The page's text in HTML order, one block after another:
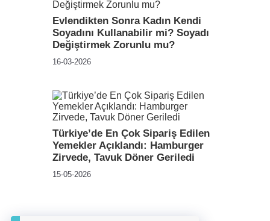
Evlendikten Sonra Kadın Kendi
Soyadını Kullanabilir mi? Soyadı
Değiştirmek Zorunlu mu?
16-03-2026
Türkiye’de En Çok Sipariş Edilen
Yemekler Açıklandı: Hamburger
Zirvede, Tavuk Döner Geriledi
15-05-2026